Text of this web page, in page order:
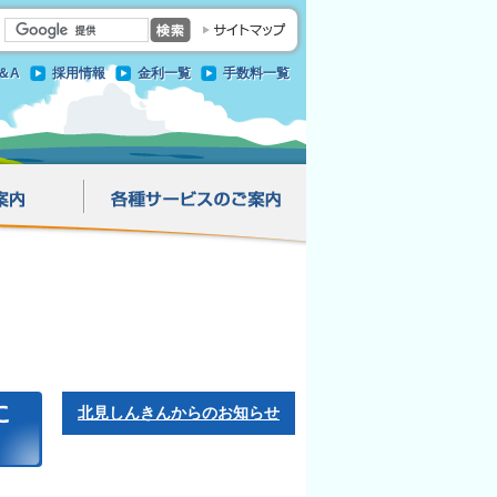
A 採用情報 金利一覧 手数料一覧
北見しんきんからのお知らせ